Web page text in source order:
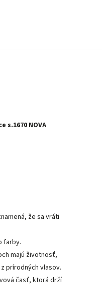
NOVA
že sa vráti
farby.
majú životnosť,
prírodných vlasov.
časť, ktorá drží